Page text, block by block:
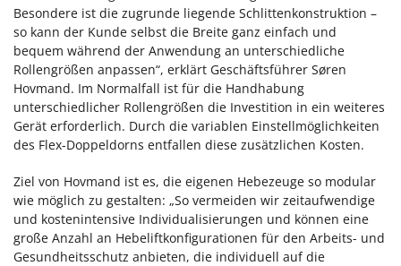
Besondere ist die zugrunde liegende Schlittenkonstruktion –
so kann der Kunde selbst die Breite ganz einfach und
bequem während der Anwendung an unterschiedliche
Rollengrößen anpassen“, erklärt Geschäftsführer Søren
Hovmand. Im Normalfall ist für die Handhabung
unterschiedlicher Rollengrößen die Investition in ein weiteres
Gerät erforderlich. Durch die variablen Einstellmöglichkeiten
des Flex-Doppeldorns entfallen diese zusätzlichen Kosten.
Ziel von Hovmand ist es, die eigenen Hebezeuge so modular
wie möglich zu gestalten: „So vermeiden wir zeitaufwendige
und kostenintensive Individualisierungen und können eine
große Anzahl an Hebeliftkonfigurationen für den Arbeits- und
Gesundheitsschutz anbieten, die individuell auf die